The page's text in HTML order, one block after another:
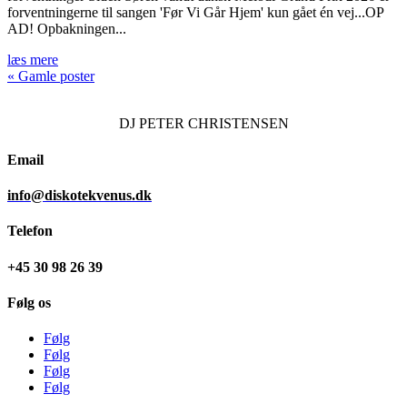
forventningerne til sangen 'Før Vi Går Hjem' kun gået én vej...OP
AD! Opbakningen...
læs mere
« Gamle poster
DJPETER CHRISTENSEN
Email
info@diskotekvenus.dk
Telefon
+45 30 98 26 39
Følg os
Følg
Følg
Følg
Følg